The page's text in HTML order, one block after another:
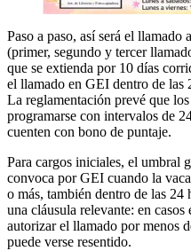
Paso a paso, así será el llamado
(primer, segundo y tercer
que se extienda por 10 días
el llamado en GEI dentro de las
La reglamentación prevé que
programarse con intervalos de
cuenten con bono de puntaje.
Para cargos iniciales, el umbral
convoca por GEI cuando la
o más, también dentro de las
una cláusula relevante: en
autorizar el llamado por menos
puede verse resentido.